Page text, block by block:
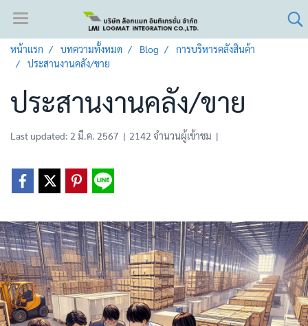
หน้าแรก บทความทั้งหมด Blog
การบริหารคลังสินค้า
ประสานงานคลัง/ขาย
ประสานงานคลัง/ขาย
Last updated: 2 มี.ค. 2567 | 2142 จำนวนผู้เข้าชม |